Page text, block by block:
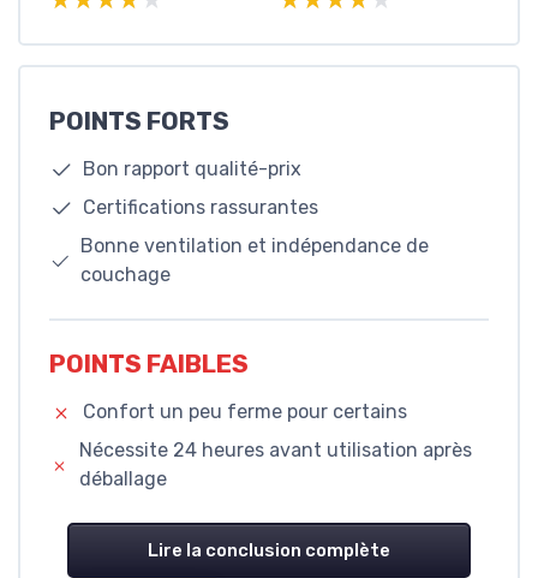
POINTS FORTS
Bon rapport qualité-prix
Certifications rassurantes
Bonne ventilation et indépendance de
couchage
POINTS FAIBLES
Confort un peu ferme pour certains
Nécessite 24 heures avant utilisation après
déballage
Lire la conclusion complète